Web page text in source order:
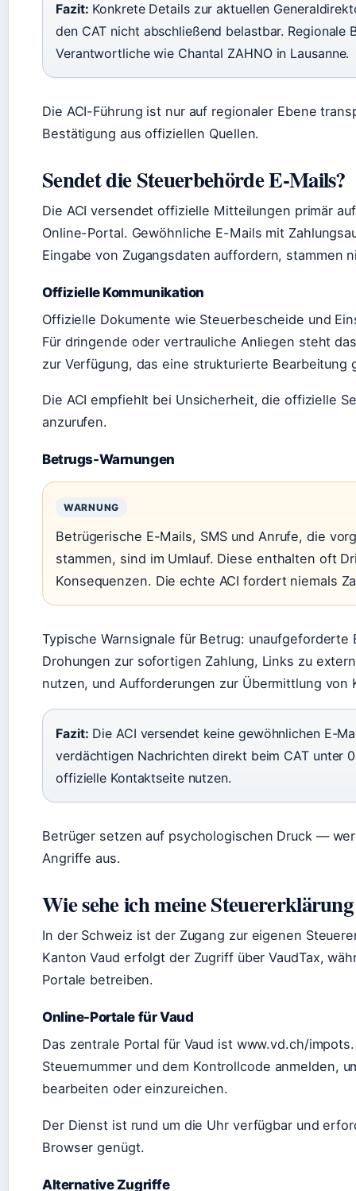
Fazit: Konkrete Details zur aktuellen
den CAT nicht abschließend belastbar. Regionale
Verantwortliche wie Chantal ZAHNO in Lausanne.
Die ACI-Führung ist nur auf regionaler Ebene
Bestätigung aus offiziellen Quellen.
Sendet die Steuerbehörde E-Mails?
Die ACI versendet offizielle Mitteilungen primär
Online-Portal. Gewöhnliche E-Mails mit
Eingabe von Zugangsdaten auffordern, stammen
Offizielle Kommunikation
Offizielle Dokumente wie Steuerbescheide und
Für dringende oder vertrauliche Anliegen steht
zur Verfügung, das eine strukturierte Bearbeitung
Die ACI empfiehlt bei Unsicherheit, die offizielle
anzurufen.
Betrugs-Warnungen
WARNUNG
Betrügerische E-Mails, SMS und Anrufe, die
stammen, sind im Umlauf. Diese enthalten oft
Konsequenzen. Die echte ACI fordert niemals
Typische Warnsignale für Betrug:
Drohungen zur sofortigen Zahlung, Links zu
nutzen, und Aufforderungen zur Übermittlung von
Fazit: Die ACI versendet keine gewöhnlichen E-
verdächtigen Nachrichten direkt beim CAT unter
offizielle Kontaktseite nutzen.
Betrüger setzen auf psychologischen Druck —
Angriffe aus.
Wie sehe ich meine
In der Schweiz ist der Zugang zur eigenen
Kanton Vaud erfolgt der Zugriff über VaudTax,
Portale betreiben.
Online-Portale für Vaud
Das zentrale Portal für Vaud ist www.vd.ch/
Steuernummer und dem Kontrollcode anmelden,
bearbeiten oder einzureichen.
Der Dienst ist rund um die Uhr verfügbar und
Browser genügt.
Alternative Zugriffe